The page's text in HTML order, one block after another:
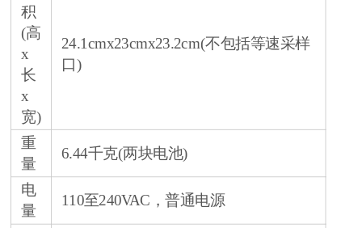
积
(高
x
长
x
宽)
24.1cmx23cmx23.2cm(不包括等速采样
口)
重
量
6.44千克(两块电池)
电
量
110至240VAC，普通电源